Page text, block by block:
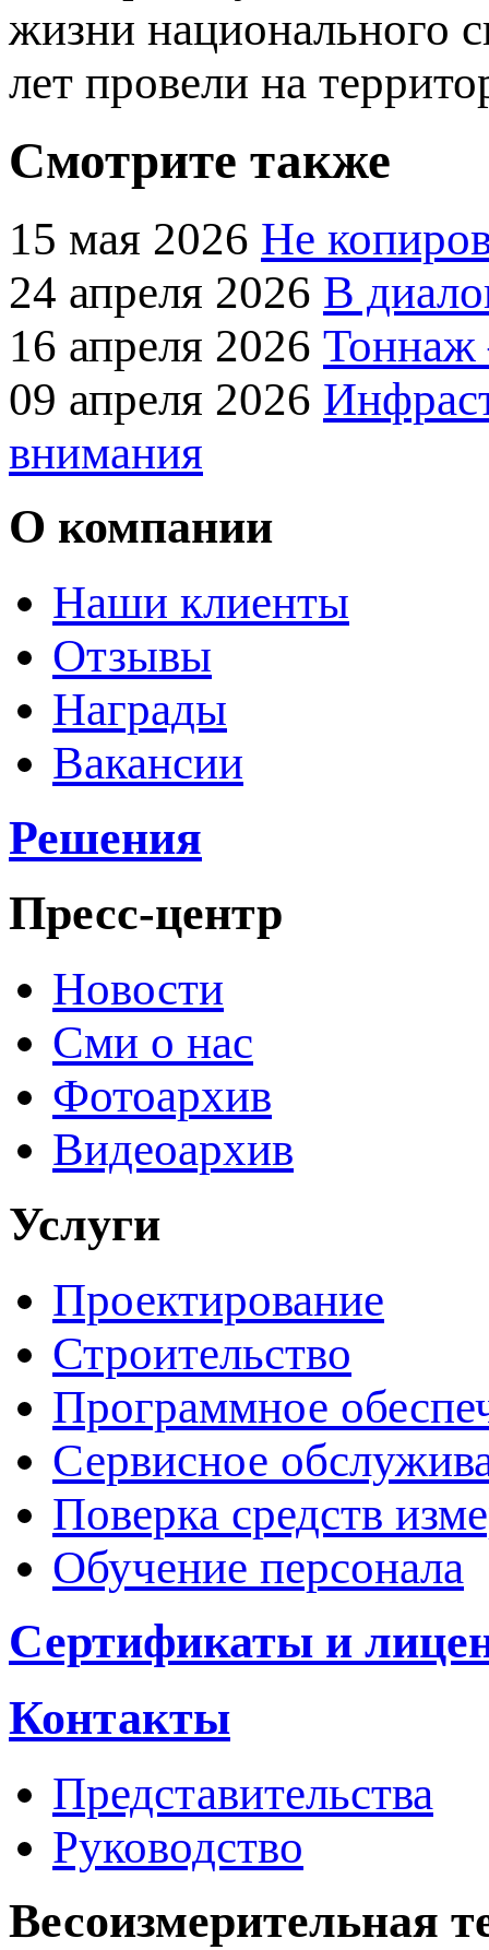
жизни национального
лет провели на
Смотрите также
15 мая 2026 Не
24 апреля 2026 В
16 апреля 2026 Тоннаж
09 апреля 2026
внимания
О компании
Наши клиенты
Отзывы
Награды
Вакансии
Решения
Пресс-центр
Новости
Сми о нас
Фотоархив
Видеоархив
Услуги
Проектирование
Строительство
Программное
Сервисное
Поверка средств
Обучение персонала
Сертификаты и
Контакты
Представительства
Руководство
Весоизмерительная